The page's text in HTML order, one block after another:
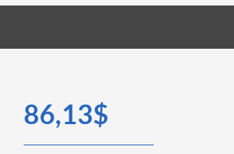
86,13$